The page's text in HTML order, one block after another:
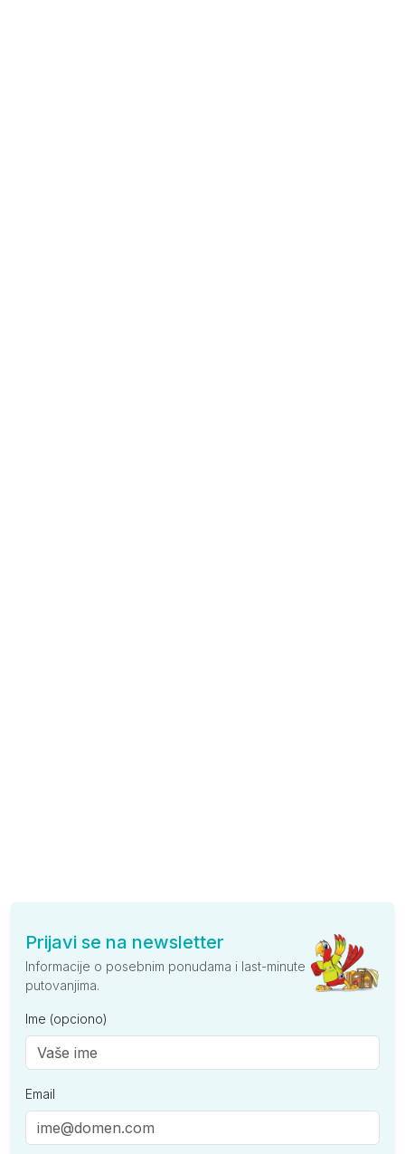
Prijavi se na newsletter
Informacije o posebnim ponudama i last-minute
putovanjima.
Ime (opciono)
Email